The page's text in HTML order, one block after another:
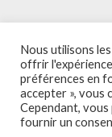
Nous utilisons
offrir
préférences en
accepter », vous
Cependant,
fournir un